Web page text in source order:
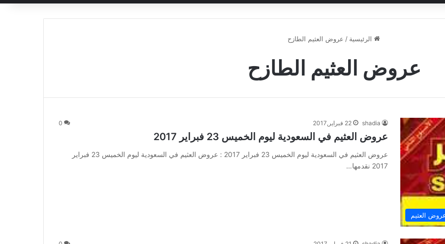
الرئيسية / عروض العثيم الطازح
عروض العثيم الطازح
العثيم
shadia 22 فبراير,2017 0
عروض العثيم في السعودية ليوم الخميس 23 فبراير 2017
عروض العثيم في السعودية ليوم الخميس 23 فبراير 2017 : عروض العثيم في السعودية ليوم الخميس 23 فبراير
2017 نقدمها…